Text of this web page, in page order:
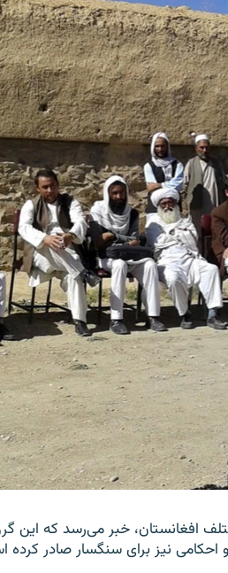
افغانستان، خبر می‌رسد که این
احکامی نیز برای سنگسار صادر